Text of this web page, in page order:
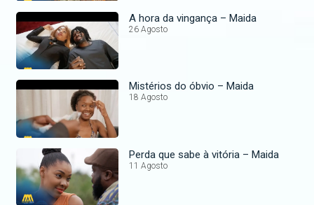
A hora da vingança – Maida
26 Agosto
Mistérios do óbvio – Maida
18 Agosto
Perda que sabe à vitória – Maida
11 Agosto